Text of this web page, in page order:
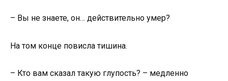
– Вы не знаете, он… действительно умер?
На том конце повисла тишина.
– Кто вам сказал такую глупость? – медленно